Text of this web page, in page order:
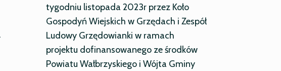
tygodniu listopada 2023r przez Koło
Gospodyń Wiejskich w Grzędach i Zespół
Ludowy Grzędowianki w ramach
projektu dofinansowanego ze środków
Powiatu Wałbrzyskiego i Wójta Gminy